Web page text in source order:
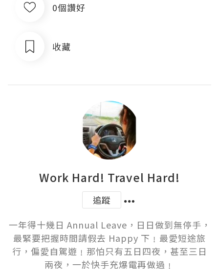
0個讚好
收藏
Work Hard! Travel Hard!
追蹤
一年得十幾日 Annual Leave，日日做到無停手，
最緊要把握時間請假去 Happy 下﹗最愛短途旅
行，偏愛自駕遊﹗那怕只有五日四夜，甚至三日
兩夜，一於快手充爆電再做過﹗